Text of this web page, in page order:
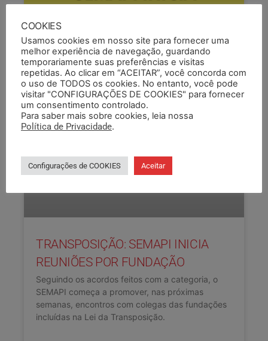
TRANSPOSIÇÃO: SEMAPI INICIA
REUNIÕES POR FUNDAÇÃO
Seguindo os acordos feitos com a categoria, o
SEMAPI começa a promover, nas próximas
semanas, encontros com colegas das fundações
incluídas na Lei da Transposição.
COOKIES
Usamos cookies em nosso site para fornecer uma
melhor experiência de navegação, guardando
temporariamente suas preferências e visitas
repetidas. Ao clicar em “ACEITAR”, você concorda com
o uso de TODOS os cookies. No entanto, você pode
visitar "CONFIGURAÇÕES DE COOKIES" para fornecer
um consentimento controlado.
Para saber mais sobre cookies, leia nossa
Política de Privacidade.
Configurações de COOKIES Aceitar